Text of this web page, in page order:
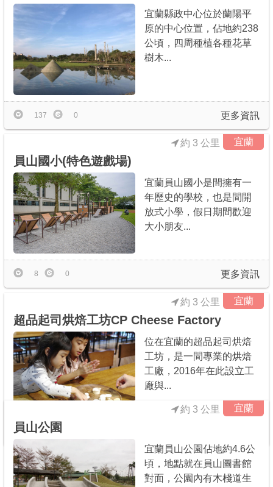
宜蘭縣政中心位於蘭陽平
原的中心位置，佔地約238
公頃，四周種植各種花草
樹木...
更多資訊
137 0
宜蘭
員山國小(特色遊戲場)
約 3 公里
宜蘭員山國小是間擁有一
年歷史的學校，也是間開
放式小學，假日期間歡迎
大小朋友...
更多資訊
8 0
宜蘭
超品起司烘焙工坊CP Cheese Factory
約 3 公里
位在宜蘭的超品起司烘焙
工坊，是一間專業的烘焙
工廠，2016年在此設立工
廠與...
126
宜蘭
員山公園
約 3 公里
宜蘭員山公園佔地約4.6公
頃，地點就在員山圖書館
對面，公園內有木棧道生